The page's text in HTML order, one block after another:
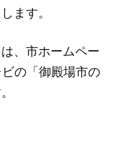
ます。
、市ホームペー
の「御殿場市の